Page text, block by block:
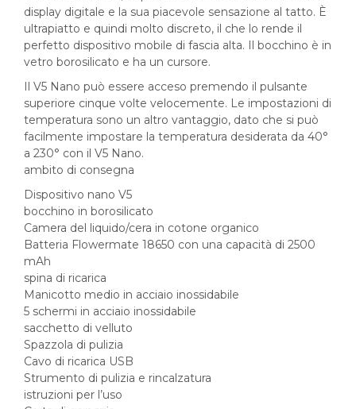
display digitale e la sua piacevole sensazione al tatto. È
ultrapiatto e quindi molto discreto, il che lo rende il
perfetto dispositivo mobile di fascia alta. Il bocchino è in
vetro borosilicato e ha un cursore.
Il V5 Nano può essere acceso premendo il pulsante
superiore cinque volte velocemente. Le impostazioni di
temperatura sono un altro vantaggio, dato che si può
facilmente impostare la temperatura desiderata da 40°
a 230° con il V5 Nano.
ambito di consegna
Dispositivo nano V5
bocchino in borosilicato
Camera del liquido/cera in cotone organico
Batteria Flowermate 18650 con una capacità di 2500
mAh
spina di ricarica
Manicotto medio in acciaio inossidabile
5 schermi in acciaio inossidabile
sacchetto di velluto
Spazzola di pulizia
Cavo di ricarica USB
Strumento di pulizia e rincalzatura
istruzioni per l’uso